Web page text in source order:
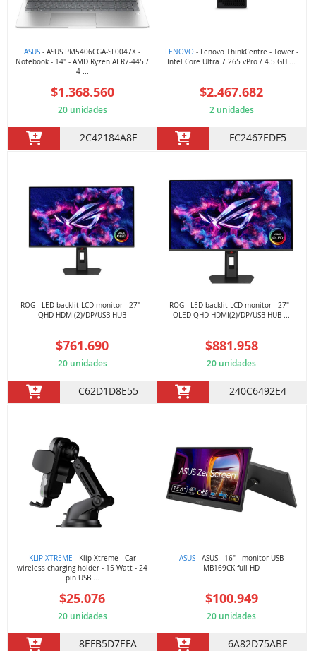
ASUS - ASUS PM5406CGA-SF0047X -
Notebook - 14" - AMD Ryzen AI R7-445 /
4 ...
$1.368.560
20 unidades
2C42184A8F
LENOVO- Lenovo ThinkCentre - Tower -
Intel Core Ultra 7 265 vPro / 4.5 GH ...
$2.467.682
2 unidades
FC2467EDF5
ROG - LED-backlit LCD monitor - 27" -
QHD HDMI(2)/DP/USB HUB
$761.690
20 unidades
C62D1D8E55
ROG - LED-backlit LCD monitor - 27" -
OLED QHD HDMI(2)/DP/USB HUB ...
$881.958
20 unidades
240C6492E4
KLIP XTREME - Klip Xtreme - Car
wireless charging holder - 15 Watt - 24
pin USB ...
$25.076
20 unidades
8EFB5D7EFA
ASUS - ASUS - 16" - monitor USB
MB169CK full HD
$100.949
20 unidades
6A82D75ABF